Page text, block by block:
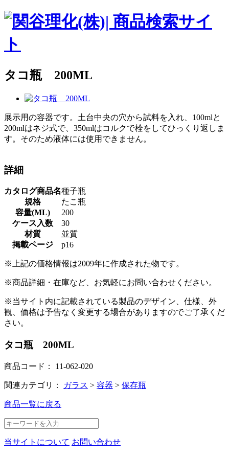
タコ瓶 200ML
展示用の容器です。土台中央の穴から試料を入れ、100mlと
200mlはネジ式で、350mlはコルクで栓をしてひっくり返しま
す。そのため液体には使用できません。
詳細
カタログ商品名種子瓶
規格
たこ瓶
容量(ML)
200
ケース入数
30
材質
並質
掲載ページ
p16
※上記の価格情報は2009年に作成された物です。
※商品詳細・在庫など、お気軽にお問い合わせください。
※当サイト内に記載されている製品のデザイン、仕様、外
観、価格は予告なく変更する場合がありますのでご了承くだ
さい。
タコ瓶 200ML
商品コード： 11-062-020
関連カテゴリ： ガラス > 容器 > 保存瓶
商品一覧に戻る
当サイトについて お問い合わせ